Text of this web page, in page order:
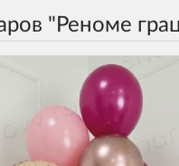
"Реноме